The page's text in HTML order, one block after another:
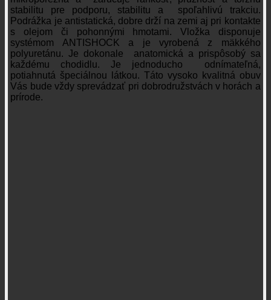
stabilitu pre podporu, stabilitu a spoľahlivú trakciu.
Podrážka je antistatická, dobre drží na zemi aj pri kontakte
s olejom či pohonnými hmotami. Vložka disponuje
systémom ANTISHOCK a je vyrobená z mäkkého
polyuretánu. Je dokonale anatomická a prispôsobý sa
každému chodidlu. Je jednoducho odnímateľná,
potiahnutá špeciálnou látkou. Táto vysoko kvalitná obuv
Vás bude vždy sprevádzať pri dobrodružstvách v horách a
prírode.